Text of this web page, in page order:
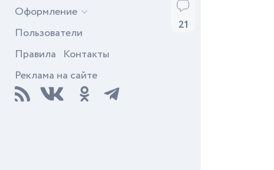
Оформление
Пользователи
Правила Контакты
Реклама на сайте
21